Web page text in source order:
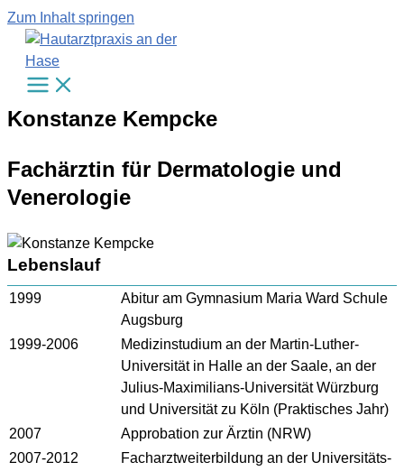
Zum Inhalt springen
Konstanze Kempcke
Fachärztin für Dermatologie und
Venerologie
Lebenslauf
1999
Abitur am Gymnasium Maria Ward Schule
Augsburg
1999-2006
Medizinstudium an der Martin-Luther-
Universität in Halle an der Saale, an der
Julius-Maximilians-Universität Würzburg
und Universität zu Köln (Praktisches Jahr)
2007
Approbation zur Ärztin (NRW)
2007-2012
Facharztweiterbildung an der Universitäts-